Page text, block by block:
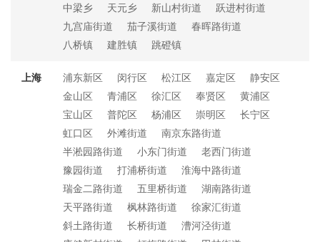
中梁乡
天元乡 新山村街道
跃进村街道
九宫庙街道
茄子溪街道
春晖路街道
八桥镇
建胜镇 跳磴镇
上海 浦东新区 闵行区 松江区 嘉定区
静安区
金山区
青浦区 徐汇区 奉贤区
黄浦区
宝山区
普陀区 杨浦区 崇明区
长宁区
虹口区
外滩街道
南京东路街道
半淞园路街道
小东门街道
老西门街道
豫园街道
打浦桥街道
淮海中路街道
瑞金二路街道
五里桥街道
湖南路街道
天平路街道
枫林路街道
徐家汇街道
斜土路街道
长桥街道
漕河泾街道